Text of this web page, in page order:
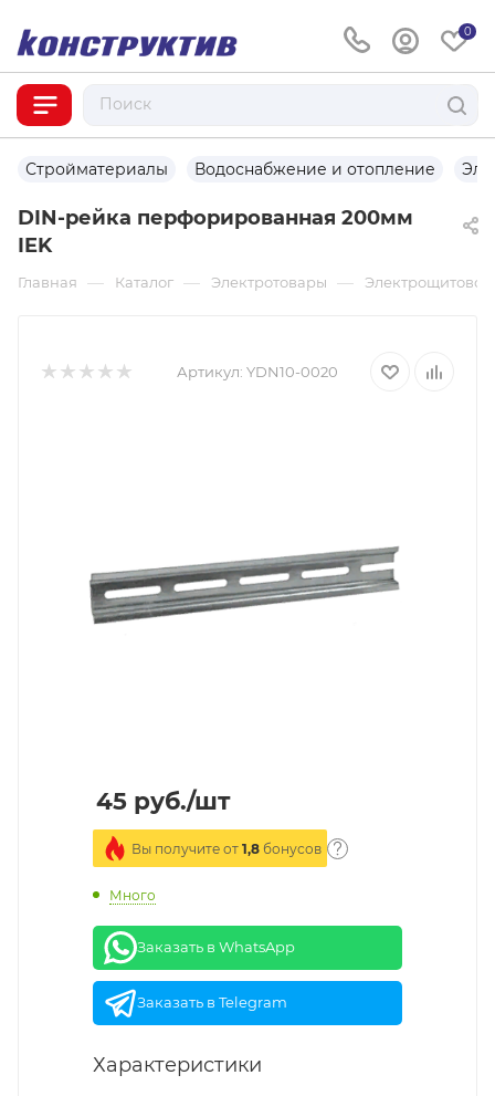
0
Стройматериалы Водоснабжение и отопление
DIN-рейка перфорированная 200мм
IEK
Главная — Каталог — Электротовары —
Артикул: YDN10-0020
45 руб./шт
Вы получите от 1,8 бонусов
Много
Заказать в WhatsApp
Заказать в Telegram
Характеристики